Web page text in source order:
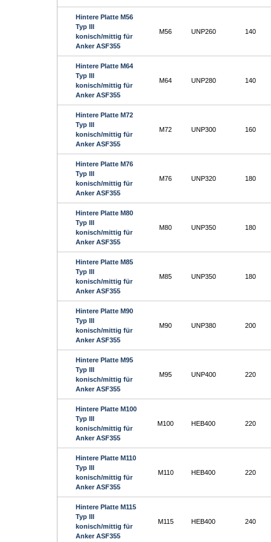
Hintere Platte M56
Typ III
konisch/mittig für
Anker ASF355
M56 UNP260 140
Hintere Platte M64
Typ III
konisch/mittig für
Anker ASF355
M64 UNP280 140
Hintere Platte M72
Typ III
konisch/mittig für
Anker ASF355
M72 UNP300 160
Hintere Platte M76
Typ III
konisch/mittig für
Anker ASF355
M76 UNP320 180
Hintere Platte M80
Typ III
konisch/mittig für
Anker ASF355
M80 UNP350 180
Hintere Platte M85
Typ III
konisch/mittig für
Anker ASF355
M85 UNP350 180
Hintere Platte M90
Typ III
konisch/mittig für
Anker ASF355
M90 UNP380 200
Hintere Platte M95
Typ III
konisch/mittig für
Anker ASF355
M95 UNP400 220
Hintere Platte M100
Typ III
konisch/mittig für
Anker ASF355
M100 HEB400 220
Hintere Platte M110
Typ III
konisch/mittig für
Anker ASF355
M110 HEB400 220
Hintere Platte M115
Typ III
konisch/mittig für
Anker ASF355
M115 HEB400 240